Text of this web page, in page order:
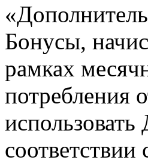
Бонусы,
рамках
потребления